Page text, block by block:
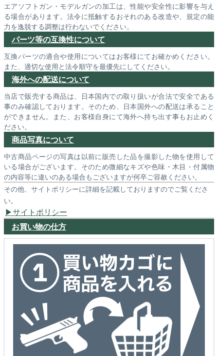
エアソフトガン・モデルガンの加工は、性能や安全性に影響を与え
る場合があります。法令に抵触するおそれのある改造や、規定の能
力を逸脱する調整は行わないでください。
パーツ等の互換性について
互換パーツの適合や使用についてはお客様にてお確かめください。
また、適切な使用と法令順守を最優先にしてください。
海外への配送について
当店で販売する商品は、日本国内での取り扱いが合法で安全である
事のみ確認しております。そのため、日本国外への配送は承ること
ができません。また、お客様自身にて海外へ持ち出す事もお止めく
ださい。
商品写真について
中古商品ページの写真は以前に販売した品を撮影した物を使用して
いる場合がございます。そのため微細なキズや色味・木目・付属物
の内容等に違いのある場合もございますが何卒ご容赦ください。
その他、サイトポリシーに詳細を記載しておりますのでご覧くださ
い。
サイトポリシー
お買い物の仕方